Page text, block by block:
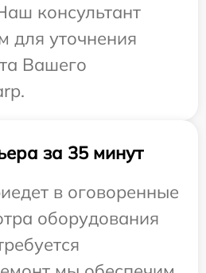
консультант
для уточнения
Вашего
за 35 минут
в оговоренные
оборудования